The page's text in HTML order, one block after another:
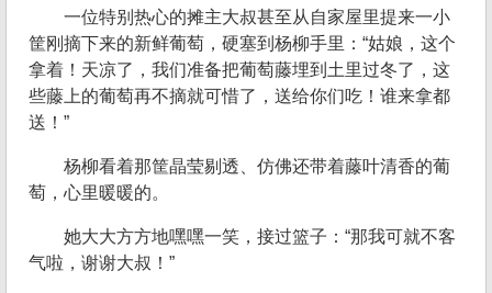
一位特别热心的摊主大叔甚至从自家屋里提来一小
筐刚摘下来的新鲜葡萄，硬塞到杨柳手里：“姑娘，这个
拿着！天凉了，我们准备把葡萄藤埋到土里过冬了，这
些藤上的葡萄再不摘就可惜了，送给你们吃！谁来拿都
送！”
杨柳看着那筐晶莹剔透、仿佛还带着藤叶清香的葡
萄，心里暖暖的。
她大大方方地嘿嘿一笑，接过篮子：“那我可就不客
气啦，谢谢大叔！”